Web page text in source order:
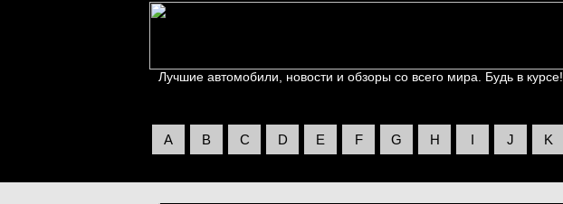
Лучшие автомобили, новости и обзоры со всего мира. Будь в курсе!
A B C D E F G H I J K